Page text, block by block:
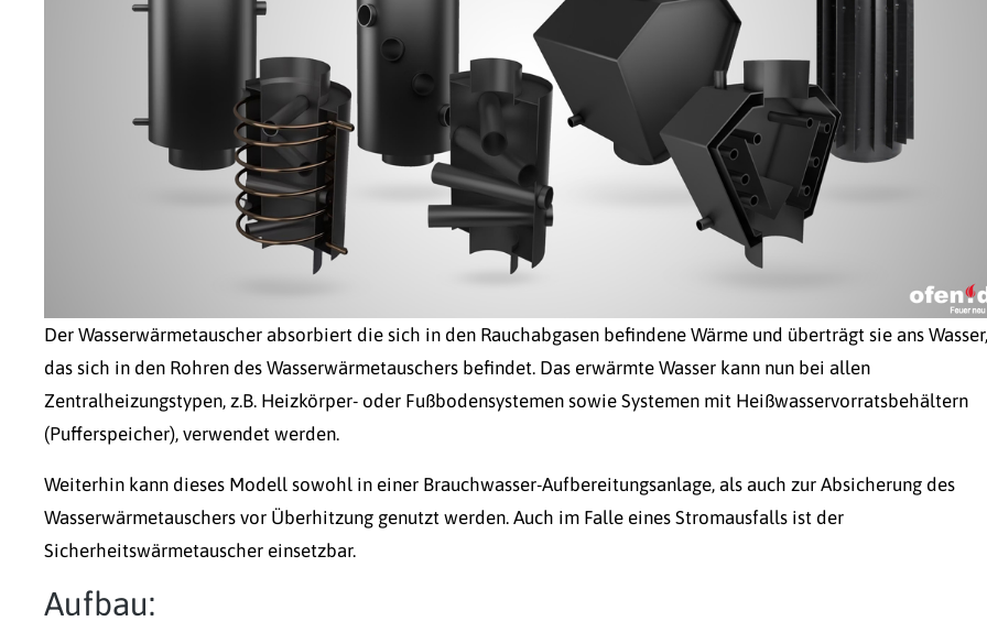
Der Wasserwärmetauscher absorbiert die sich in den Rauchabgasen befindene Wärme und überträgt sie ans Wasser,
das sich in den Rohren des Wasserwärmetauschers befindet. Das erwärmte Wasser kann nun bei allen
Zentralheizungstypen, z.B. Heizkörper- oder Fußbodensystemen sowie Systemen mit Heißwasservorratsbehältern
(Pufferspeicher), verwendet werden.
Weiterhin kann dieses Modell sowohl in einer Brauchwasser-Aufbereitungsanlage, als auch zur Absicherung des
Wasserwärmetauschers vor Überhitzung genutzt werden. Auch im Falle eines Stromausfalls ist der
Sicherheitswärmetauscher einsetzbar.
Aufbau: